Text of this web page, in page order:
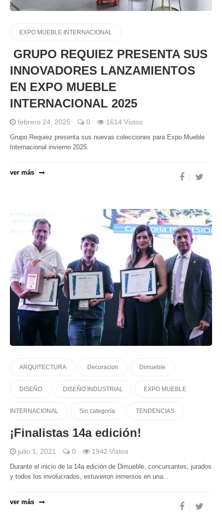
EXPO MUEBLE INTERNACIONAL
GRUPO REQUIEZ PRESENTA SUS
INNOVADORES LANZAMIENTOS
EN EXPO MUEBLE
INTERNACIONAL 2025
febrero 24, 2025 0 1614 Vistos
Grupo Requiez presenta sus nuevas colecciones para Expo Mueble
Internacional invierno 2025.
ver más
ARQUITECTURA Decoracion Dimueble
DISEÑO DISEÑO INDUSTRIAL EXPO MUEBLE
INTERNACIONAL Sin categoría TENDENCIAS
¡Finalistas 14a edición!
julio 1, 2021 0 1942 Vistos
Durante el inicio de la 14a edición de Dimueble, concursantes, jurados
y todos los involucrados, estuvieron inmersos en una...
ver más